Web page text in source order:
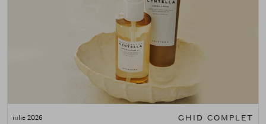
iulie 2026 GHID COMPLET